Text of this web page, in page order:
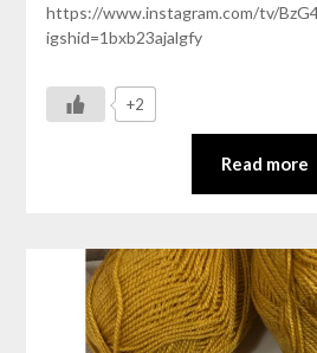
https://www.instagram.com/tv/
igshid=1bxb23ajalgfy
+2
Read more